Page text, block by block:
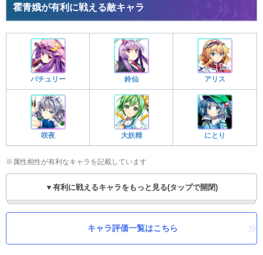
霍青娥が有利に戦える敵キャラ
パチュリー 鈴仙 アリス
咲夜 大妖精 にとり
※属性相性が有利なキャラを記載しています
▼有利に戦えるキャラをもっと見る(タップで開閉)
キャラ評価一覧はこちら